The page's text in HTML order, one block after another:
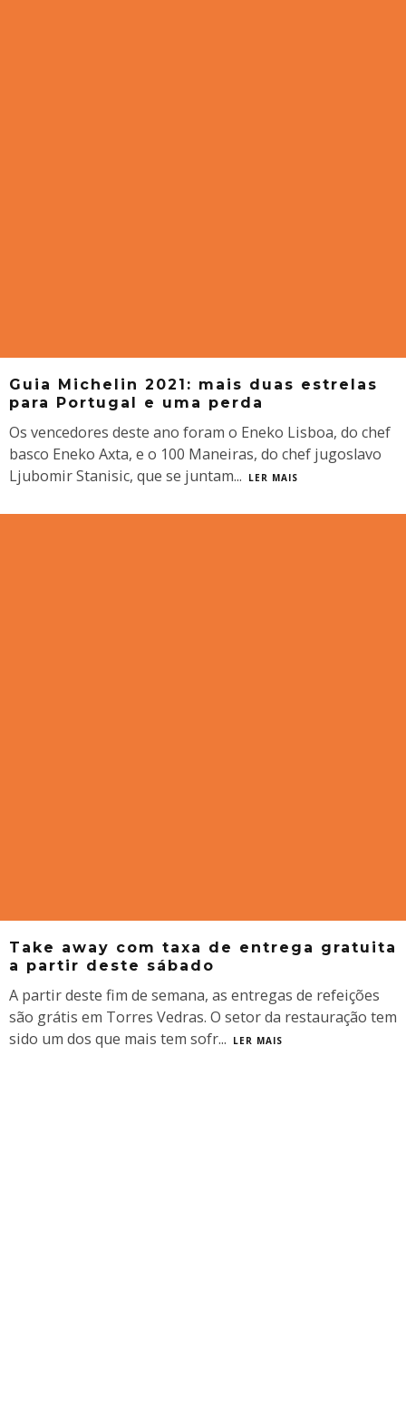
Guia Michelin 2021: mais duas estrelas
para Portugal e uma perda
Os vencedores deste ano foram o Eneko Lisboa, do chef
basco Eneko Axta, e o 100 Maneiras, do chef jugoslavo
Ljubomir Stanisic, que se juntam... LER MAIS
Take away com taxa de entrega gratuita
a partir deste sábado
A partir deste fim de semana, as entregas de refeições
são grátis em Torres Vedras. O setor da restauração tem
sido um dos que mais tem sofr... LER MAIS